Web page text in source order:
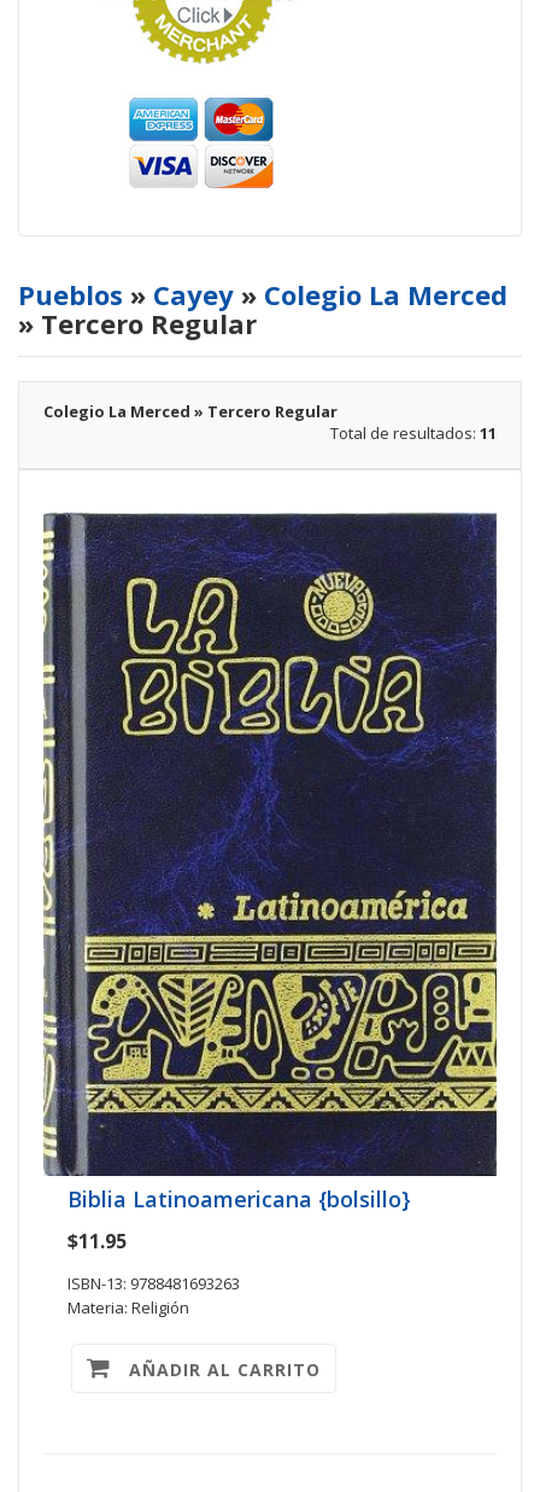
Pueblos » Cayey » Colegio La Merced
» Tercero Regular
Colegio La Merced » Tercero Regular
Total de resultados: 11
Biblia Latinoamericana {bolsillo}
$11.95
ISBN-13: 9788481693263
Materia: Religión
AÑADIR AL CARRITO